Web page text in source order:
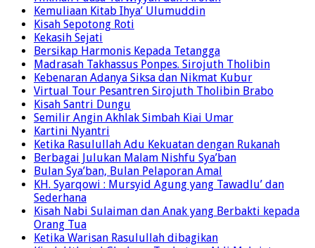
Hikmah Puasa Tarwiyyah dan ‘Arofah
Kemuliaan Kitab Ihya’ Ulumuddin
Kisah Sepotong Roti
Kekasih Sejati
Bersikap Harmonis Kepada Tetangga
Madrasah Takhassus Ponpes. Sirojuth Tholibin
Kebenaran Adanya Siksa dan Nikmat Kubur
Virtual Tour Pesantren Sirojuth Tholibin Brabo
Kisah Santri Dungu
Semilir Angin Akhlak Simbah Kiai Umar
Kartini Nyantri
Ketika Rasulullah Adu Kekuatan dengan Rukanah
Berbagai Julukan Malam Nishfu Sya’ban
Bulan Sya’ban, Bulan Pelaporan Amal
KH. Syarqowi : Mursyid Agung yang Tawadlu’ dan
Sederhana
Kisah Nabi Sulaiman dan Anak yang Berbakti kepada
Orang Tua